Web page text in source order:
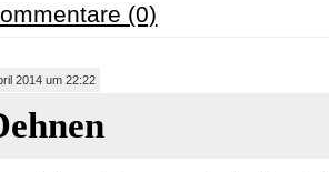
(0)
2014 um 22:22